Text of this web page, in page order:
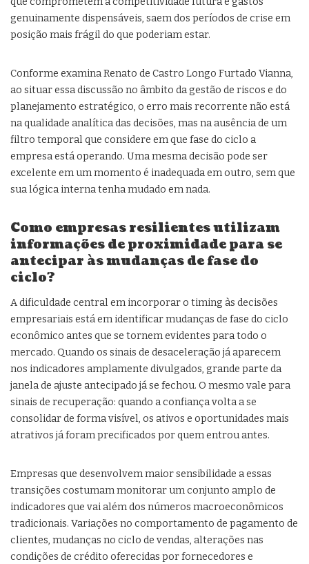
genuinamente dispensáveis, saem dos períodos de crise em
posição mais frágil do que poderiam estar.
Conforme examina Renato de Castro Longo Furtado Vianna,
ao situar essa discussão no âmbito da gestão de riscos e do
planejamento estratégico, o erro mais recorrente não está
na qualidade analítica das decisões, mas na ausência de um
filtro temporal que considere em que fase do ciclo a
empresa está operando. Uma mesma decisão pode ser
excelente em um momento é inadequada em outro, sem que
sua lógica interna tenha mudado em nada.
Como empresas resilientes utilizam
informações de proximidade para se
antecipar às mudanças de fase do
ciclo?
A dificuldade central em incorporar o timing às decisões
empresariais está em identificar mudanças de fase do ciclo
econômico antes que se tornem evidentes para todo o
mercado. Quando os sinais de desaceleração já aparecem
nos indicadores amplamente divulgados, grande parte da
janela de ajuste antecipado já se fechou. O mesmo vale para
sinais de recuperação: quando a confiança volta a se
consolidar de forma visível, os ativos e oportunidades mais
atrativos já foram precificados por quem entrou antes.
Empresas que desenvolvem maior sensibilidade a essas
transições costumam monitorar um conjunto amplo de
indicadores que vai além dos números macroeconômicos
tradicionais. Variações no comportamento de pagamento de
clientes, mudanças no ciclo de vendas, alterações nas
condições de crédito oferecidas por fornecedores e